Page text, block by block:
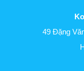
49 Đặng